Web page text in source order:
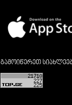
გამოიწერეთ